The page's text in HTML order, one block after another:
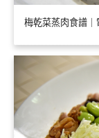
梅乾菜蒸肉食譜